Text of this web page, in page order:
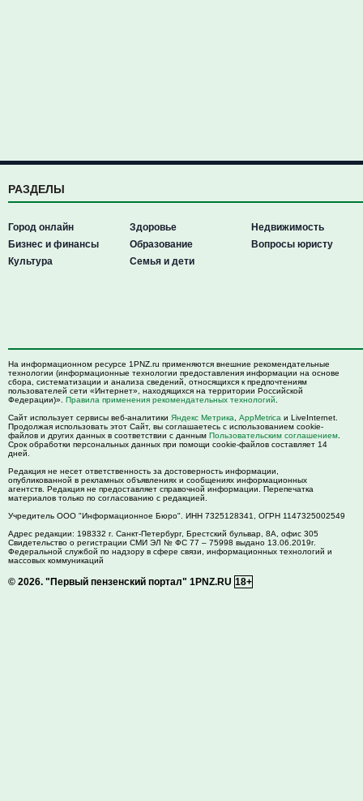
РАЗДЕЛЫ
Город онлайн
Бизнес и финансы
Культура
Здоровье
Образование
Семья и дети
Недвижимость
Вопросы юристу
На информационном ресурсе 1PNZ.ru применяются внешние рекомендательные
технологии (информационные технологии предоставления информации на основе
сбора, систематизации и анализа сведений, относящихся к предпочтениям
пользователей сети «Интернет», находящихся на территории Российской
Федерации)». Правила применения рекомендательных технологий
Сайт использует сервисы веб-аналитики Яндекс Метрика AppMetrica и LiveInternet.
Продолжая использовать этот Сайт, вы соглашаетесь с использованием cookie-
файлов и других данных в соответствии с данным Пользовательским соглашением
Срок обработки персональных данных при помощи cookie-файлов составляет 14
дней.
Редакция не несет ответственность за достоверность информации,
опубликованной в рекламных объявлениях и сообщениях информационных
агентств. Редакция не предоставляет справочной информации. Перепечатка
материалов только по согласованию с редакцией.
Учредитель ООО "Информационное Бюро". ИНН 7325128341, ОГРН 1147325002549
Адрес редакции: 198332 г. Санкт-Петербург, Брестский бульвар, 8А, офис 305
Свидетельство о регистрации СМИ ЭЛ № ФС 77 – 75998 выдано 13.06.2019г.
Федеральной службой по надзору в сфере связи, информационных технологий и
массовых коммуникаций
© 2026. "Первый пензенский портал" 1PNZ.RU 18+